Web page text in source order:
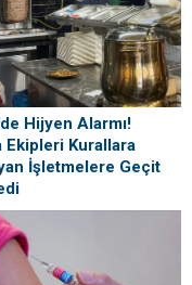
Hijyen Alarmı!
Ekipleri Kurallara
İşletmelere Geçit
Zabıta Müdürlüğü gıda
hijyen
sıklaştırdı. Kurallara
işletmelere yasal işlem